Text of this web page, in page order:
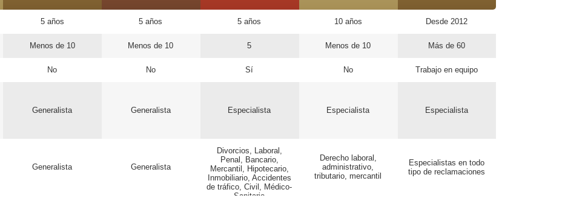
5 años
Menos de 10
No
Generalista
Generalista
5 años
Menos de 10
No
Generalista
Generalista
5 años
5
Sí
Especialista
Divorcios, Laboral,
Penal, Bancario,
Mercantil, Hipotecario,
Inmobiliario, Accidentes
de tráfico, Civil, Médico-
Sanitario
10 años
Menos de 10
No
Especialista
Derecho laboral,
administrativo,
tributario, mercantil
Desde 2012
Más de 60
Trabajo en equipo
Especialista
Especialistas en todo
tipo de reclamaciones